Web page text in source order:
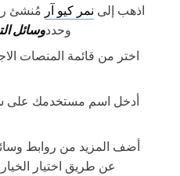
اذهب إلى نمر كيو آر مُنشئ
وحددوسائل
اختر من قائمة المنصات
أدخل اسم مستخدمك على
أضف المزيد من روابط
عن طريق اختيار